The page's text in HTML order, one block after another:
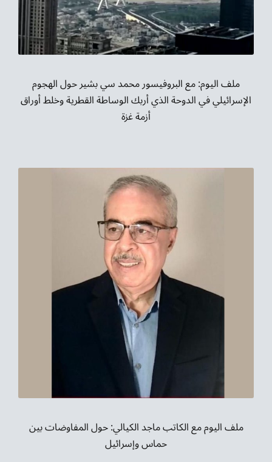
ملف اليوم: مع البروفيسور محمد سي بشير حول الهجوم
الإسرائيلي في الدوحة الذي أربك الوساطة القطرية وخلط أوراق
أزمة غزة
ملف اليوم مع الكاتب ماجد الكيالي: حول المفاوضات بين
حماس وإسرائيل